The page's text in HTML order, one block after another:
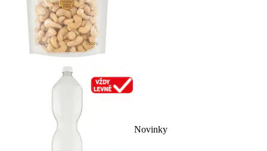
Novinky